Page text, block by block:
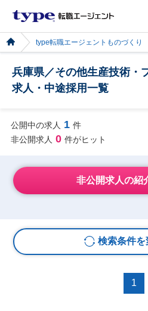
type転職エージェントものづくり
兵庫県／その他生産技術・
求人・中途採用一覧
公開中の求人 1 件
非公開求人 0 件がヒット
非公開求人の紹
検索条件を
1